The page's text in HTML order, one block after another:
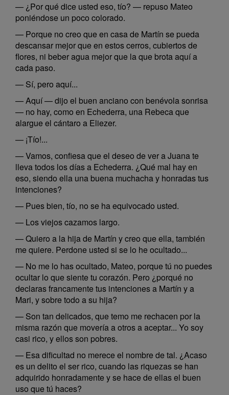
— ¿Por qué dice usted eso, tío? — repuso Mateo
poniéndose un poco colorado.
— Porque no creo que en casa de Martín se pueda
descansar mejor que en estos cerros, cubiertos de
flores, ni beber agua mejor que la que brota aquí a
cada paso.
— Sí, pero aquí...
— Aquí — dijo el buen anciano con benévola sonrisa
— no hay, como en Echederra, una Rebeca que
alargue el cántaro a Eliezer.
— ¡Tío!...
— Vamos, confiesa que el deseo de ver a Juana te
lleva todos los días a Echederra. ¿Qué mal hay en
eso, siendo ella una buena muchacha y honradas tus
intenciones?
— Pues bien, tío, no se ha equivocado usted.
— Los viejos cazamos largo.
— Quiero a la hija de Martín y creo que ella, también
me quiere. Perdone usted si se lo he ocultado...
— No me lo has ocultado, Mateo, porque tú no puedes
ocultar lo que siente tu corazón. Pero ¿porqué no
declaras francamente tus intenciones a Martín y a
Mari, y sobre todo a su hija?
— Son tan delicados, que temo me rechacen por la
misma razón que movería a otros a aceptar... Yo soy
casi rico, y ellos son pobres.
— Esa dificultad no merece el nombre de tal. ¿Acaso
es un delito el ser rico, cuando las riquezas se han
adquirido honradamente y se hace de ellas el buen
uso que tú haces?